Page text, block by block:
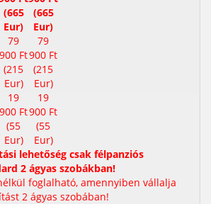
(665
Eur)
(665
Eur)
79
900 Ft
(215
Eur)
79
900 Ft
(215
Eur)
19
900 Ft
(55
Eur)
19
900 Ft
(55
Eur)
lehetőség csak félpanziós
2 ágyas szobákban!
foglalható, amennyiben vállalja
2 ágyas szobában!